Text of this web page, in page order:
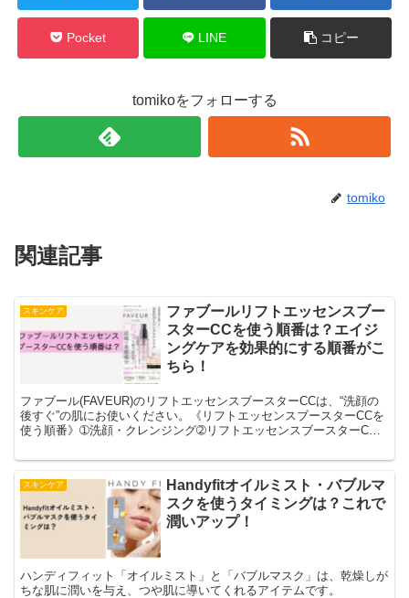
Pocket LINE コピー
tomikoをフォローする
tomiko
関連記事
スキンケア
ファブールリフトエッセンスブー
スターCCを使う順番は？エイジ
ングケアを効果的にする順番がこ
ちら！
ファブール(FAVEUR)のリフトエッセンスブースターCCは、“洗顔の
後すぐ”の肌にお使いください。《リフトエッセンスブースターCCを
使う順番》➀洗顔・クレンジング➁リフトエッセンスブースターCC➂
CCは「洗顔後すぐ」にお使いいただく導入美容液です。もし使う順
番を間違えてしまうと、この美容液の効果を十分に引き出せません。
年齢に応じたエイジングケアを効果的に行うためには、この正しい順
番でお使いください。
スキンケア
Handyfitオイルミスト・バブルマ
スクを使うタイミングは？これで
潤いアップ！
ハンディフィット「オイルミスト」と「バブルマスク」は、乾燥しが
ちな肌に潤いを与え、つや肌に導いてくれるアイテムです。